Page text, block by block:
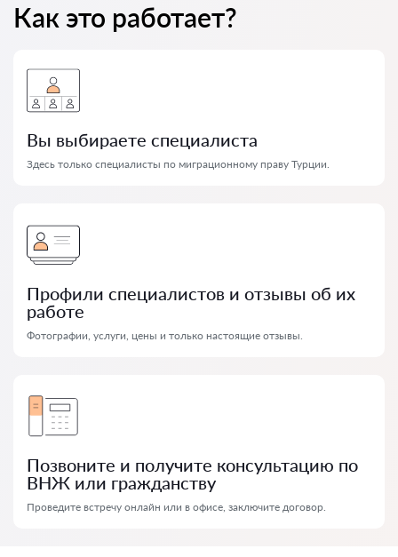
Как это работает?
Вы выбираете специалиста
Здесь только специалисты по миграционному праву Турции.
Профили специалистов и отзывы об их
работе
Фотографии, услуги, цены и только настоящие отзывы.
Позвоните и получите консультацию по
ВНЖ или гражданству
Проведите встречу онлайн или в офисе, заключите договор.